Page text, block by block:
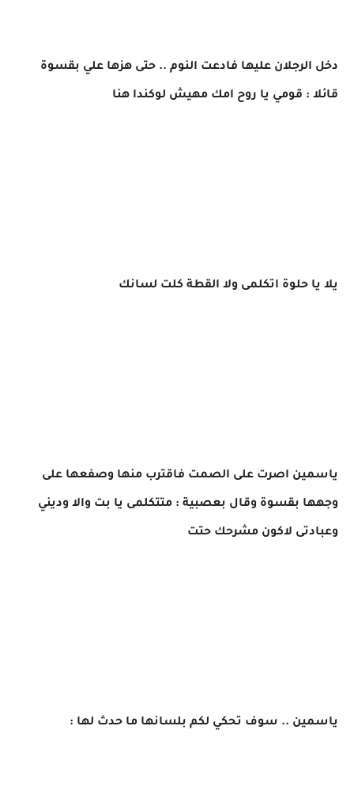
دخل الرجلان عليها فادعت النوم .. حتى هزها علي بقسوة
قائلا : قومي يا روح امك مهيش لوكندا هنا
يلا يا حلوة اتكلمى ولا القطة كلت لسانك
ياسمين اصرت على الصمت فاقترب منها وصفعها على
وجهها بقسوة وقال بعصبية : متتكلمى يا بت والا وديني
وعبادتى لاكون مشرحك حتت
ياسمين .. سوف تحكي لكم بلسانها ما حدث لها :